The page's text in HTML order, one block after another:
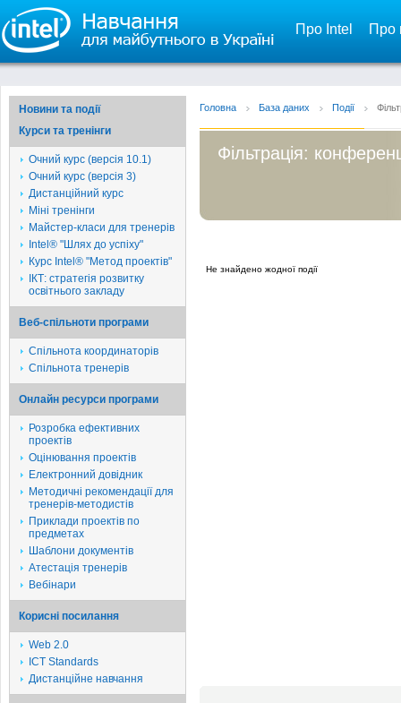
Про Intel Про
Новини та події
Курси та тренінги
Очний курс (версія 10.1)
Очний курс (версія 3)
Дистанційний курс
Міні тренінги
Майстер-класи для тренерів
Intel® "Шлях до успіху"
Курс Intel® "Метод проектів"
ІКТ: стратегія розвитку
освітнього закладу
Веб-спільноти програми
Спільнота координаторів
Спільнота тренерів
Онлайн ресурси програми
Розробка ефективних
проектів
Оцінювання проектів
Електронний довідник
Методичні рекомендації для
тренерів-методистів
Приклади проектів по
предметах
Шаблони документів
Атестація тренерів
Вебінари
Корисні посилання
Web 2.0
ICT Standards
Дистанційне навчання
Головна База даних Події
Фільтрація:
Не знайдено жодної події